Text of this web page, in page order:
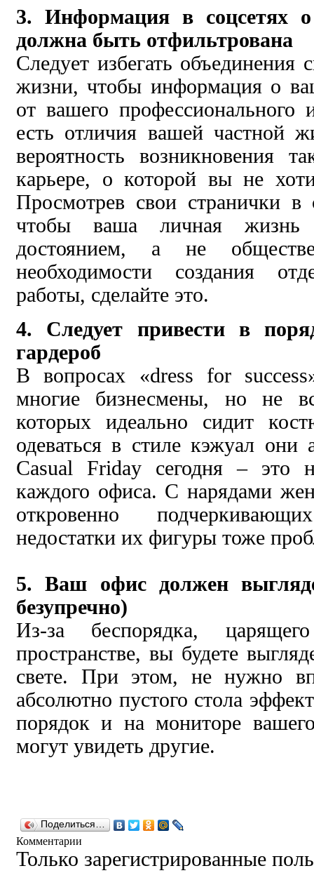
3. Информация в соцсетях
должна быть отфильтрована
Следует избегать объединения
жизни, чтобы информация о
от вашего
есть отличия вашей частной
вероятность возникновения
карьере, о которой вы не
Просмотрев свои странички в
чтобы ваша личная
достоянием, а не
необходимости создания
работы, сделайте это.
4. Следует привести в
гардероб
В вопросах «dress for
многие бизнесмены, но не
которых идеально сидит
одеваться в стиле кэжуал
Casual Friday сегодня – это
каждого офиса. С нарядами
откровенно
недостатки их фигуры тоже
5. Ваш офис должен
безупречно)
Из-за беспорядка,
пространстве, вы будете
свете. При этом, не нужно
абсолютно пустого стола
порядок и на мониторе
могут увидеть другие.
Поделиться…
Комментарии
Только зарегистрированные